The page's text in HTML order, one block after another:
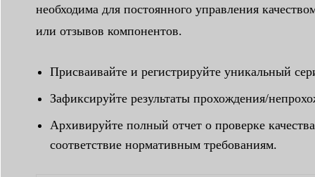
необходима для постоянного управления
или отзывов компонентов.
Присваивайте и регистрируйте уникальный
Зафиксируйте результаты прохождения/
Архивируйте полный отчет о проверке
соответствие нормативным требованиям.